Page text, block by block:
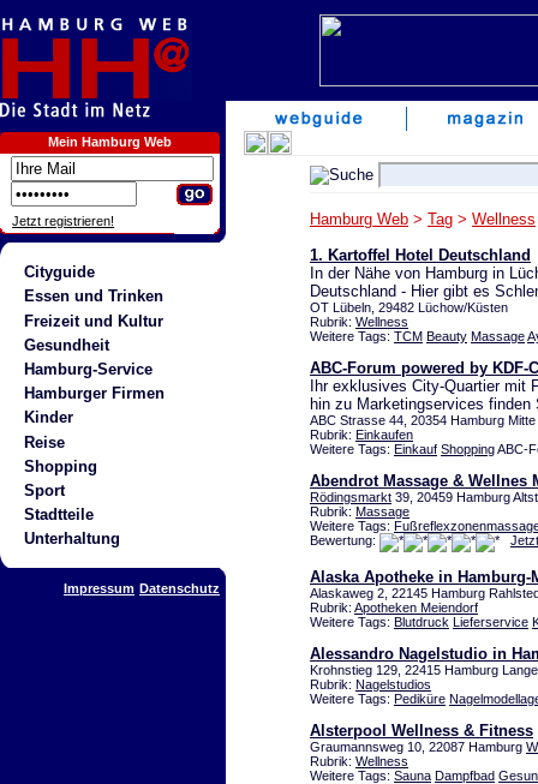
Mein Hamburg Web
Jetzt registrieren!
Cityguide
Essen und Trinken
Freizeit und Kultur
Gesundheit
Hamburg-Service
Hamburger Firmen
Kinder
Reise
Shopping
Sport
Stadtteile
Unterhaltung
Impressum Datenschutz
Hamburg Web > Tag > Wellness
1. Kartoffel Hotel Deutschland
In der Nähe von Hamburg in
Deutschland - Hier gibt es
OT Lübeln, 29482 Lüchow/Küsten
Rubrik: Wellness
Weitere Tags: TCM Beauty Massage
ABC-Forum powered by KDF-
Ihr exklusives City-Quartier mit
hin zu Marketingservices
ABC Strasse 44, 20354 Hamburg Mitte
Rubrik: Einkaufen
Weitere Tags: Einkauf ShoppingABC-
Abendrot Massage & Wellnes
Rödingsmarkt 39, 20459 Hamburg
Rubrik: Massage
Weitere Tags:
Bewertung:
Alaska Apotheke in Hamburg-
Alaskaweg 2, 22145 Hamburg
Rubrik: Apotheken Meiendorf
Weitere Tags: Blutdruck Lieferservice
Alessandro Nagelstudio in
Krohnstieg 129, 22415 Hamburg
Rubrik: Nagelstudios
Weitere Tags: Pediküre
Alsterpool Wellness & Fitness
Graumannsweg 10, 22087 Hamburg
Rubrik: Wellness
Weitere Tags: Sauna Dampfbad